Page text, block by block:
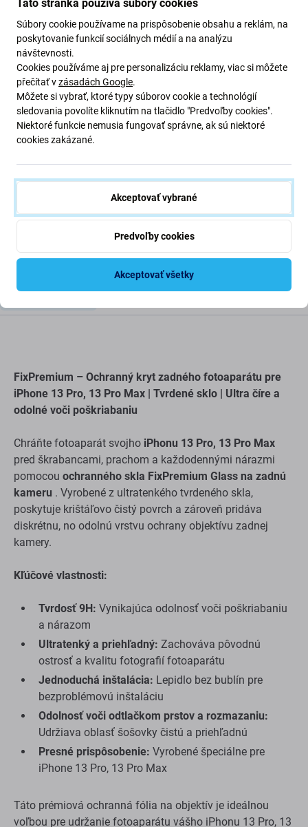
FixPremium
FixPremium Glass -
Tvrdené Sklo zadnej
kamery pre iPhone 13 a
13 mini
Skladom
FixPremium Glass -
Tvrdené Sklo zadnej
kamery pre iPhone 14 a
Skladom
FixPremium – Ochranný kryt zadného fotoaparátu pre
iPhone 13 Pro, 13 Pro Max | Tvrdené sklo | Ultra číre a
odolné voči poškriabaniu
Chráňte fotoaparát svojho iPhonu 13 Pro, 13 Pro Max
pred škrabancami, prachom a každodennými nárazmi
pomocou ochranného skla FixPremium Glass na zadnú
kameru . Vyrobené z ultratenkého tvrdeného skla,
poskytuje krištáľovo čistý povrch a zároveň pridáva
diskrétnu, no odolnú vrstvu ochrany objektívu zadnej
kamery.
Kľúčové vlastnosti:
Tvrdosť 9H: Vynikajúca odolnosť voči poškriabaniu
a nárazom
Ultratenký a priehľadný: Zachováva pôvodnú
ostrosť a kvalitu fotografií fotoaparátu
Jednoduchá inštalácia: Lepidlo bez bublín pre
bezproblémovú inštaláciu
Odolnosť voči odtlačkom prstov a rozmazaniu:
Udržiava oblasť šošovky čistú a priehľadnú
Presné prispôsobenie: Vyrobené špeciálne pre
iPhone 13 Pro, 13 Pro Max
Táto prémiová ochranná fólia na objektív je ideálnou
voľbou pre udržanie fotoaparátu vášho iPhonu 13 Pro, 13
Táto stránka používa súbory cookies
Súbory cookie používame na prispôsobenie obsahu a reklám, na
poskytovanie funkcií sociálnych médií a na analýzu
návštevnosti.
Cookies používáme aj pre personalizáciu reklamy, viac si môžete
přečítať vzásadách Google.
Môžete si vybrať, ktoré typy súborov cookie a technológií
sledovania povolíte kliknutím na tlačidlo "Predvoľby cookies".
Niektoré funkcie nemusia fungovať správne, ak sú niektoré
cookies zakázané.
Akceptovať vybrané
Predvoľby cookies
Akceptovať všetky